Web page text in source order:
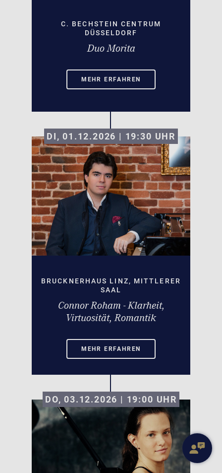
C. BECHSTEIN CENTRUM
DÜSSELDORF
Duo Morita
MEHR ERFAHREN
DI, 01.12.2026 | 19:30 UHR
BRUCKNERHAUS LINZ, MITTLERER
SAAL
Connor Roham - Klarheit,
Virtuosität, Romantik
MEHR ERFAHREN
DO, 03.12.2026 | 19:00 UHR